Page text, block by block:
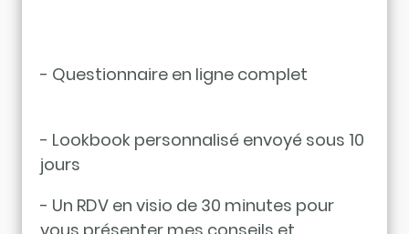
- Questionnaire en ligne complet
- Lookbook personnalisé envoyé sous 10
jours
- Un RDV en visio de 30 minutes pour